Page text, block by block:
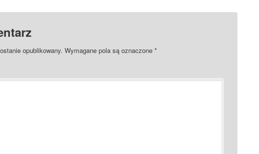
opublikowany. Wymagane pola są oznaczone *